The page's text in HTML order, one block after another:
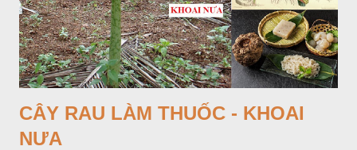
CÂY RAU LÀM THUỐC - KHOAI
NƯA